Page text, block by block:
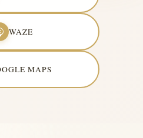
WAZE
MAPS